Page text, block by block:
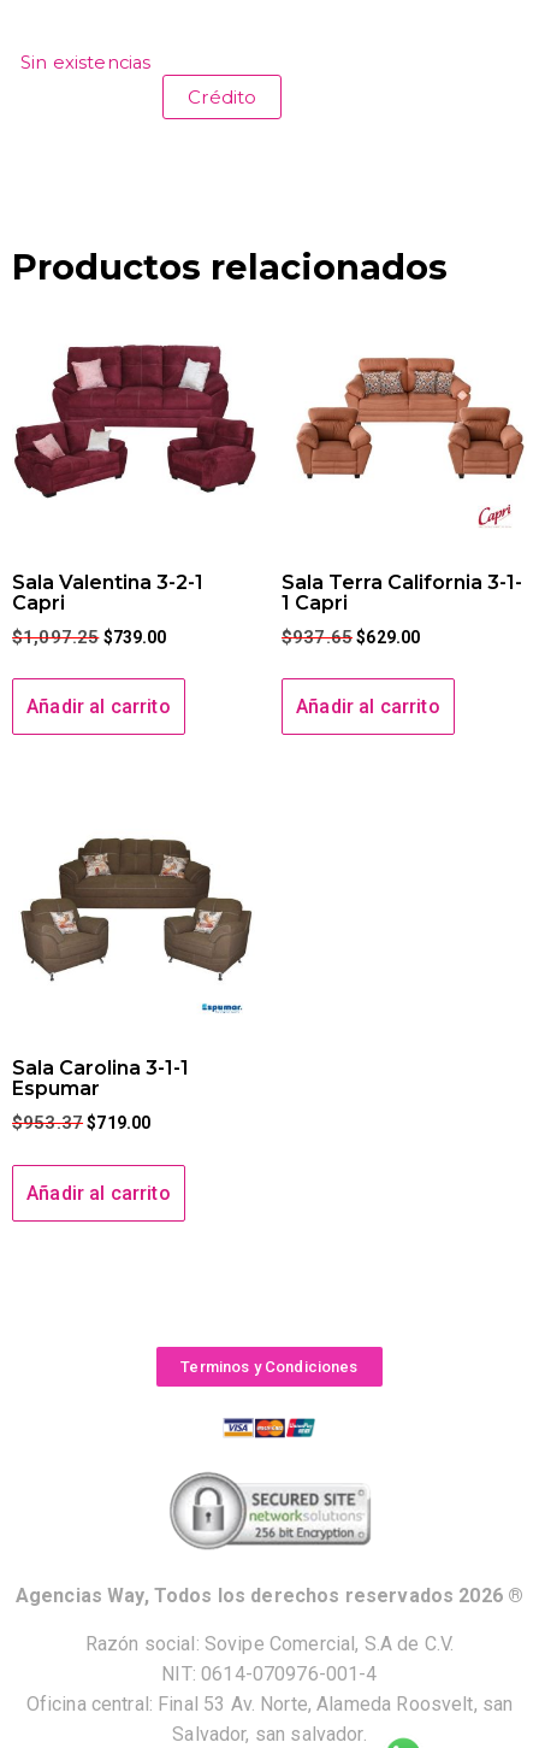
Sin existencias
Crédito
Productos relacionados
Sala Valentina 3-2-1
Capri
$1,097.25 $739.00
Añadir al carrito
Sala Terra California 3-1-
1 Capri
$937.65 $629.00
Añadir al carrito
Sala Carolina 3-1-1
Espumar
$953.37 $719.00
Añadir al carrito
Terminos y Condiciones
Agencias Way, Todos los derechos reservados 2026 ®
Razón social: Sovipe Comercial, S.A de C.V.
NIT: 0614-070976-001-4
Oficina central: Final 53 Av. Norte, Alameda Roosvelt, san
Salvador, san salvador.